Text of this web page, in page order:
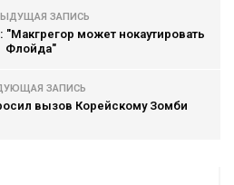
ЗАПИСЬ
может нокаутировать
Флойда"
ЗАПИСЬ
вызов Корейскому Зомби